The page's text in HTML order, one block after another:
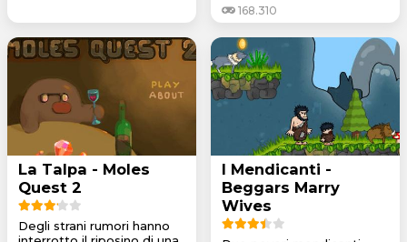
168.310
La Talpa - Moles
Quest 2
Degli strani rumori hanno
I Mendicanti -
Beggars Marry
Wives